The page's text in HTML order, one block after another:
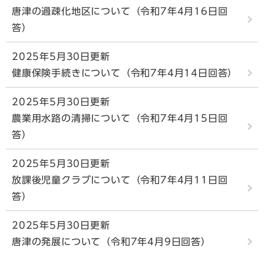
唐津の過疎化地区について（令和7年4月16日回
答）
2025年5月30日更新
健康保険手続きについて（令和7年4月14日回答）
2025年5月30日更新
農業用水路の清掃について（令和7年4月15日回
答）
2025年5月30日更新
放課後児童クラブについて（令和7年4月11日回
答）
2025年5月30日更新
唐津の発展について（令和7年4月9日回答）